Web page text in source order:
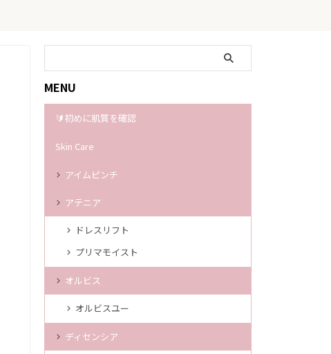
MENU
🔰初めに肌質を確認
Skin Care
アイムピンチ
アテニア
ドレスリフト
プリマモイスト
オルビス
オルビスユー
ディセンシア